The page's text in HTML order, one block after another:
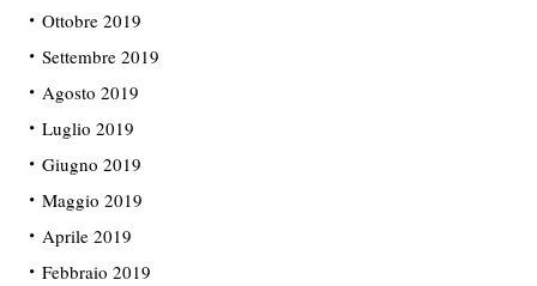
Ottobre 2019
Settembre 2019
Agosto 2019
Luglio 2019
Giugno 2019
Maggio 2019
Aprile 2019
Febbraio 2019